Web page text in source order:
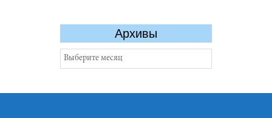
Архивы
Архивы